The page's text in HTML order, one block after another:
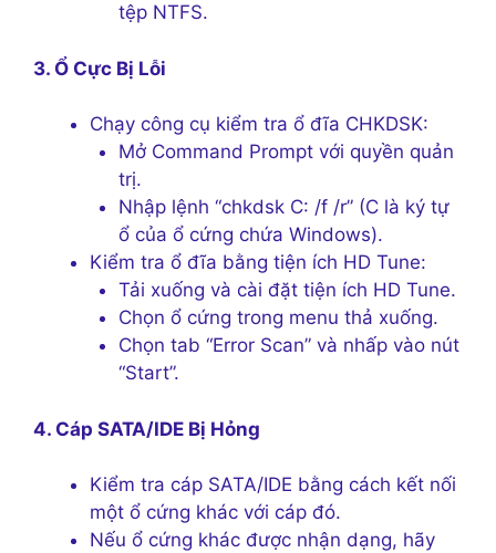
tệp NTFS.
3. Ổ Cực Bị Lỗi
Chạy công cụ kiểm tra ổ đĩa CHKDSK:
Mở Command Prompt với quyền quản
trị.
Nhập lệnh “chkdsk C: /f /r” (C là ký tự
ổ của ổ cứng chứa Windows).
Kiểm tra ổ đĩa bằng tiện ích HD Tune:
Tải xuống và cài đặt tiện ích HD Tune.
Chọn ổ cứng trong menu thả xuống.
Chọn tab “Error Scan” và nhấp vào nút
“Start”.
4. Cáp SATA/IDE Bị Hỏng
Kiểm tra cáp SATA/IDE bằng cách kết nối
một ổ cứng khác với cáp đó.
Nếu ổ cứng khác được nhận dạng, hãy